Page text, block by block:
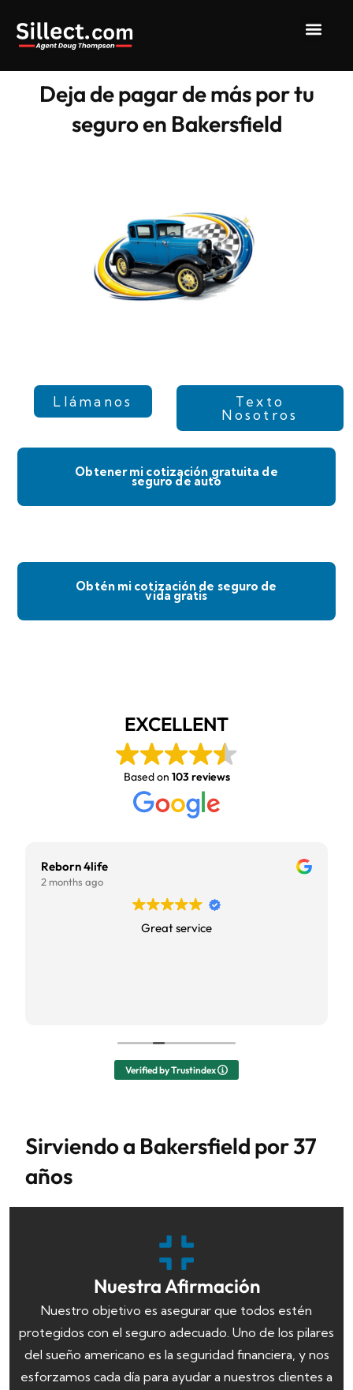
Deja de pagar de más por tu
seguro en Bakersfield
Llámanos
Texto
Nosotros
Obtener mi cotización gratuita de
seguro de auto
Obtén mi cotización de seguro de
vida gratis
EXCELLENT
Based on 103 reviews
Reborn 4life
2 months ago
Great service
Verified by Trustindex
Sirviendo a Bakersfield por 37
años
Nuestra Afirmación
Nuestro objetivo es asegurar que todos estén
protegidos con el seguro adecuado. Uno de los pilares
del sueño americano es la seguridad financiera, y nos
esforzamos cada día para ayudar a nuestros clientes a